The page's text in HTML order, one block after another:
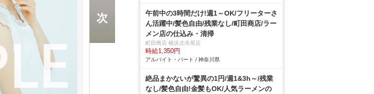
午前中の3時間だけ!週1～OK/フリーターさ
ん活躍中/髪色自由/残業なし/町田商店/ラー
メン店の仕込み・清掃
町田商店 横浜北寺尾店
時給1,350円
アルバイト・パート / 神奈川県
絶品まかないが驚異の1円/週1&3h～/残業
なし/髪色自由!金髪もOK/人気ラーメンの